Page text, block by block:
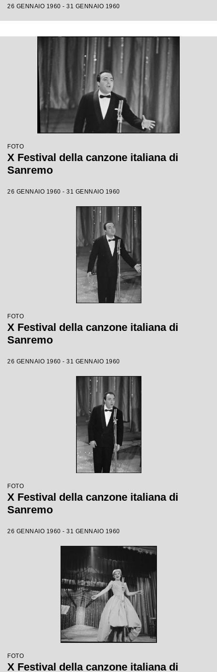
26 GENNAIO 1960 - 31 GENNAIO 1960
FOTO
X Festival della canzone italiana di
Sanremo
26 GENNAIO 1960 - 31 GENNAIO 1960
FOTO
X Festival della canzone italiana di
Sanremo
26 GENNAIO 1960 - 31 GENNAIO 1960
FOTO
X Festival della canzone italiana di
Sanremo
26 GENNAIO 1960 - 31 GENNAIO 1960
FOTO
X Festival della canzone italiana di